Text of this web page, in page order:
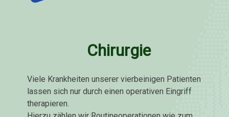
Chirurgie
Viele Krankheiten unserer vierbeinigen Patienten
lassen sich nur durch einen operativen Eingriff
therapieren.